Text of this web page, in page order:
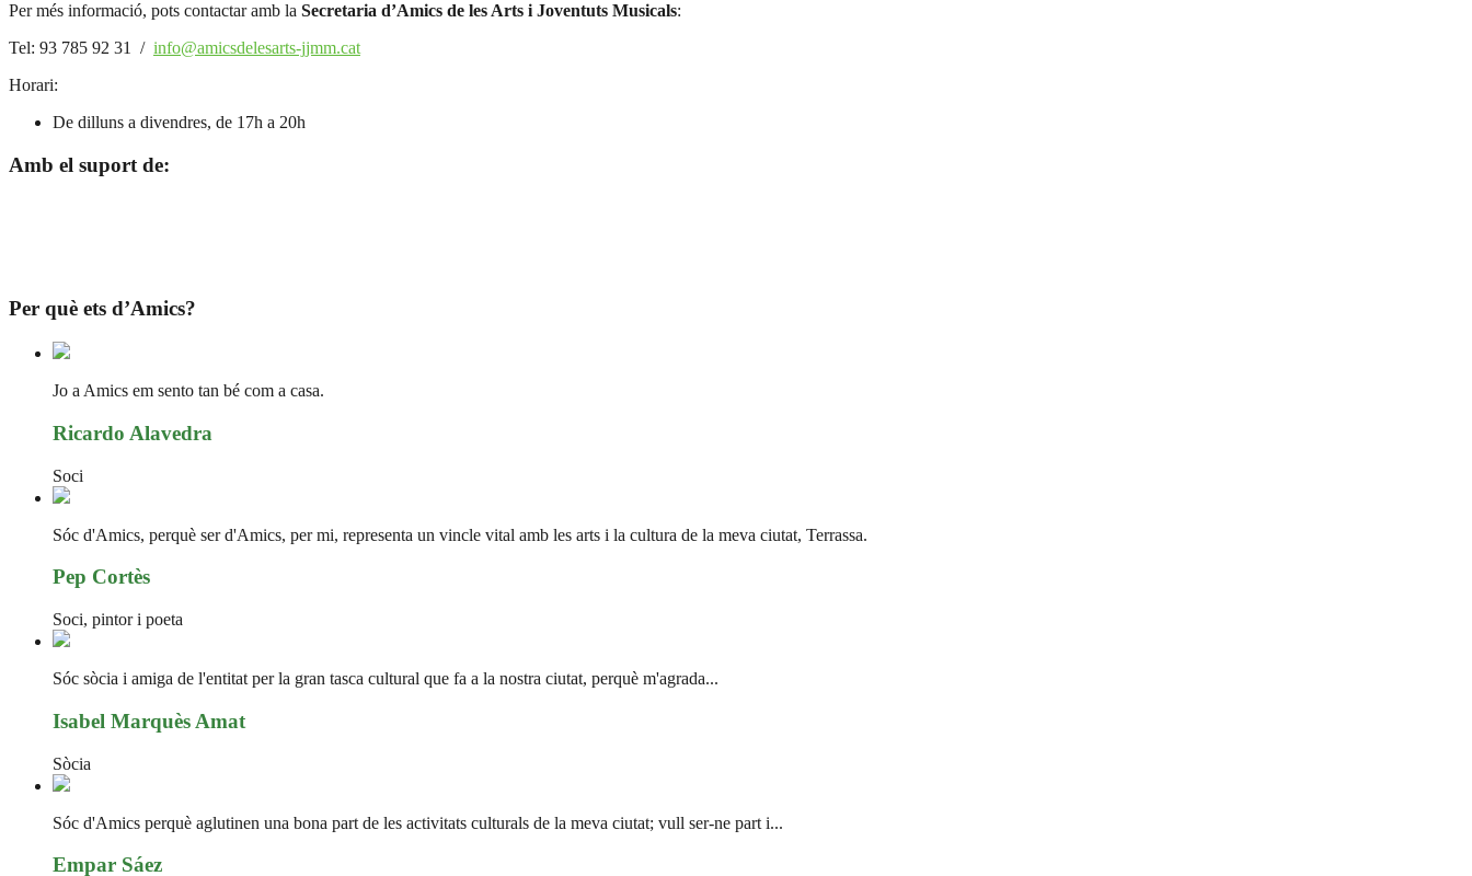
Per més informació, pots contactar amb la Secretaria d’Amics de les Arts i Joventuts Musicals:
Tel: 93 785 92 31 / info@amicsdelesarts-jjmm.cat
Horari:
De dilluns a divendres, de 17h a 20h
Amb el suport de:
Per què ets d’Amics?
Jo a Amics em sento tan bé com a casa.
Ricardo Alavedra
Soci
Sóc d'Amics, perquè ser d'Amics, per mi, representa un vincle vital amb les arts i la cultura de la meva ciutat, Terrassa.
Pep Cortès
Soci, pintor i poeta
Sóc sòcia i amiga de l'entitat per la gran tasca cultural que fa a la nostra ciutat, perquè m'agrada...
Isabel Marquès Amat
Sòcia
Sóc d'Amics perquè aglutinen una bona part de les activitats culturals de la meva ciutat; vull ser-ne part i...
Empar Sáez